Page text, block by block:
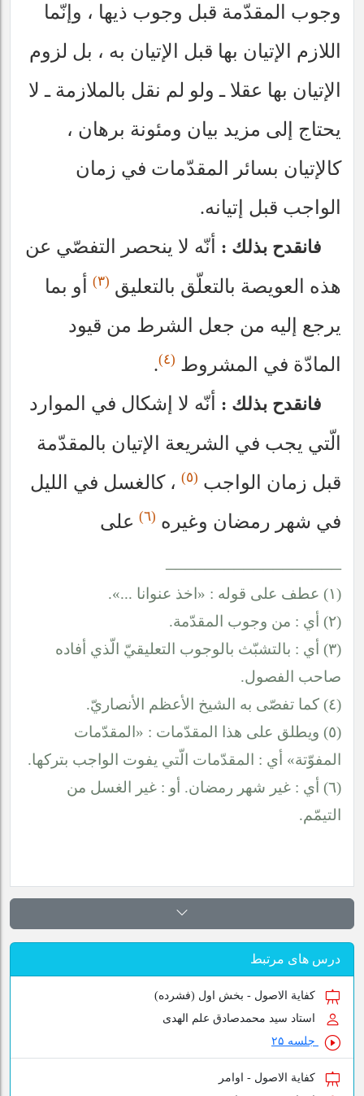
وجوب المقدّمة قبل وجوب ذيها ، وإنّما
اللازم الإتيان بها قبل الإتيان به ، بل لزوم
الإتيان بها عقلا ـ ولو لم نقل بالملازمة ـ لا
يحتاج إلى مزيد بيان ومئونة برهان ،
كالإتيان بسائر المقدّمات في زمان
الواجب قبل إتيانه.
فانقدح بذلك :
أنّه لا ينحصر التفصّي عن
هذه العويصة بالتعلّق بالتعليق (٣)
أو بما
يرجع إليه من جعل الشرط من قيود
المادّة في المشروط (٤) .
فانقدح بذلك :
أنّه لا إشكال في الموارد
الّتي يجب في الشريعة الإتيان بالمقدّمة
قبل زمان الواجب (٥)
، كالغسل في الليل
في شهر رمضان وغيره (٦)
على
(١) عطف على قوله : «اخذ عنوانا ...».
(٢) أي : من وجوب المقدّمة.
(٣) أي : بالتشبّث بالوجوب التعليقيّ الّذي أفاده
صاحب الفصول.
(٤) كما تفصّى به الشيخ الأعظم الأنصاريّ.
(٥) ويطلق على هذا المقدّمات : «المقدّمات
المفوّتة» أي : المقدّمات الّتي يفوت الواجب بتركها.
(٦) أي : غير شهر رمضان. أو : غير الغسل من
التيمّم.
درس های مرتبط
کفایة الاصول - بخش اول (فشرده)
استاد سید محمدصادق علم الهدی
جلسه ۲۵
کفایة الاصول - اوامر